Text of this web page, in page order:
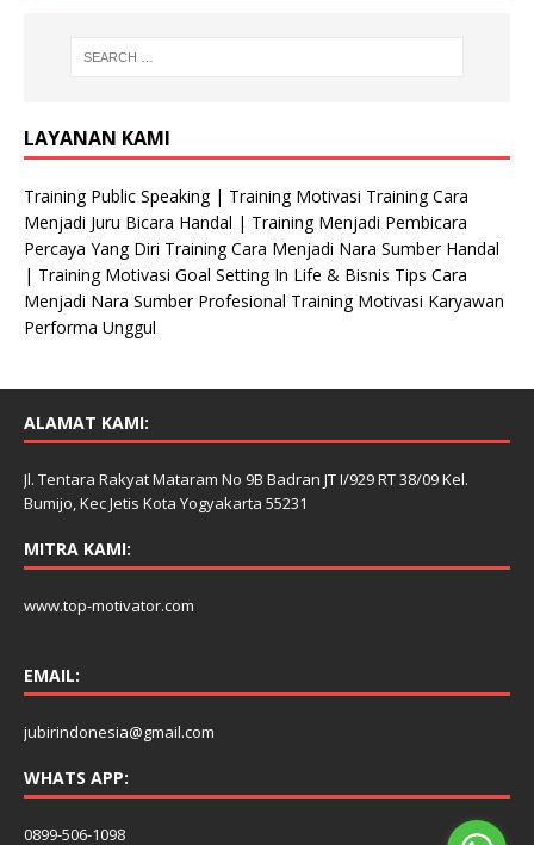
LAYANAN KAMI
Training Public Speaking | Training Motivasi Training Cara
Menjadi Juru Bicara Handal | Training Menjadi Pembicara
Percaya Yang Diri Training Cara Menjadi Nara Sumber Handal
| Training Motivasi Goal Setting In Life & Bisnis Tips Cara
Menjadi Nara Sumber Profesional Training Motivasi Karyawan
Performa Unggul
ALAMAT KAMI:
Jl. Tentara Rakyat Mataram No 9B Badran JT I/929 RT 38/09 Kel.
Bumijo, Kec Jetis Kota Yogyakarta 55231
MITRA KAMI:
www.top-motivator.com
EMAIL:
jubirindonesia@gmail.com
WHATS APP:
0899-506-1098